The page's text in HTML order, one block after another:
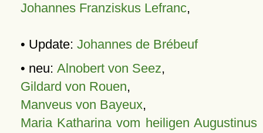
Johannes Franziskus Lefranc,
• Update: Johannes de Brébeuf
• neu: Alnobert von Seez,
Gildard von Rouen,
Manveus von Bayeux,
Maria Katharina vom heiligen Augustinus